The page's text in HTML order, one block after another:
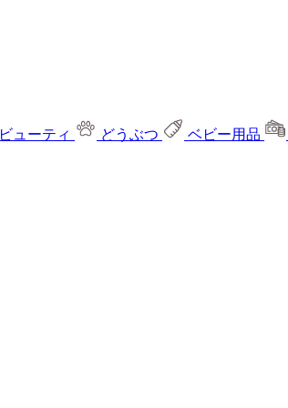
ビューティ どうぶつ ベビー用品